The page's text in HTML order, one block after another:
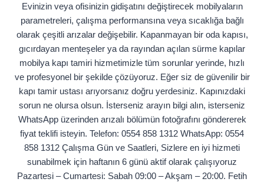
Evinizin veya ofisinizin gidişatını değiştirecek mobilyaların
parametreleri, çalışma performansına veya sıcaklığa bağlı
olarak çeşitli arızalar değişebilir. Kapanmayan bir oda kapısı,
gıcırdayan menteşeler ya da rayından açılan sürme kapılar
mobilya kapı tamiri hizmetimizle tüm sorunlar yerinde, hızlı
ve profesyonel bir şekilde çözüyoruz. Eğer siz de güvenilir bir
kapı tamir ustası arıyorsanız doğru yerdesiniz. Kapınızdaki
sorun ne olursa olsun. İsterseniz arayın bilgi alın, isterseniz
WhatsApp üzerinden arızalı bölümün fotoğrafını göndererek
fiyat teklifi isteyin. Telefon: 0554 858 1312 WhatsApp: 0554
858 1312 Çalışma Gün ve Saatleri, Sizlere en iyi hizmeti
sunabilmek için haftanın 6 günü aktif olarak çalışıyoruz
Pazartesi – Cumartesi: Sabah 09:00 – Akşam – 20:00. Fetih